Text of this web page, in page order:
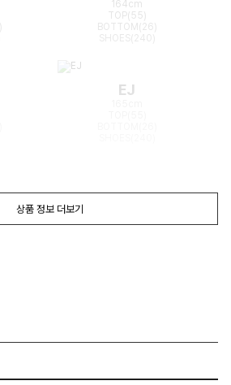
164cm
TOP(55)
BOTTOM(26)
EJ
상품 정보 더보기